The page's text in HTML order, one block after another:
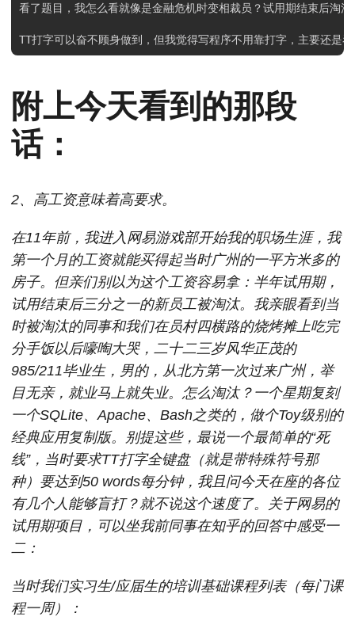
看了题目，我怎么看就像是金融危机时变相裁员？试用期结束后淘汰
TT打字可以奋不顾身做到，但我觉得写程序不用靠打字，主要还是
附上今天看到的那段
话：
2、高工资意味着高要求。
在11年前，我进入网易游戏部开始我的职场生涯，我
第一个月的工资就能买得起当时广州的一平方米多的
房子。但亲们别以为这个工资容易拿：半年试用期，
试用结束后三分之一的新员工被淘汰。我亲眼看到当
时被淘汰的同事和我们在员村四横路的烧烤摊上吃完
分手饭以后嚎啕大哭，二十二三岁风华正茂的
985/211毕业生，男的，从北方第一次过来广州，举
目无亲，就业马上就失业。怎么淘汰？一个星期复刻
一个SQLite、Apache、Bash之类的，做个Toy级别的
经典应用复制版。别提这些，最说一个最简单的“死
线”，当时要求TT打字全键盘（就是带特殊符号那
种）要达到50 words每分钟，我且问今天在座的各位
有几个人能够盲打？就不说这个速度了。关于网易的
试用期项目，可以坐我前同事在知乎的回答中感受一
二：
当时我们实习生/应届生的培训基础课程列表（每门课
程一周）：